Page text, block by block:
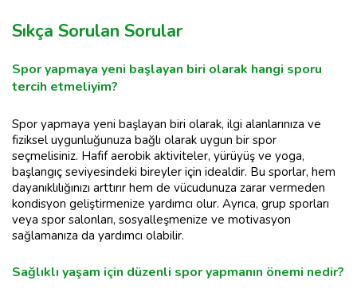
Sıkça Sorulan Sorular
Spor yapmaya yeni başlayan biri olarak hangi sporu
tercih etmeliyim?
Spor yapmaya yeni başlayan biri olarak, ilgi alanlarınıza ve
fiziksel uygunluğunuza bağlı olarak uygun bir spor
seçmelisiniz. Hafif aerobik aktiviteler, yürüyüş ve yoga,
başlangıç seviyesindeki bireyler için idealdir. Bu sporlar, hem
dayanıklılığınızı arttırır hem de vücudunuza zarar vermeden
kondisyon geliştirmenize yardımcı olur. Ayrıca, grup sporları
veya spor salonları, sosyalleşmenize ve motivasyon
sağlamanıza da yardımcı olabilir.
Sağlıklı yaşam için düzenli spor yapmanın önemi nedir?